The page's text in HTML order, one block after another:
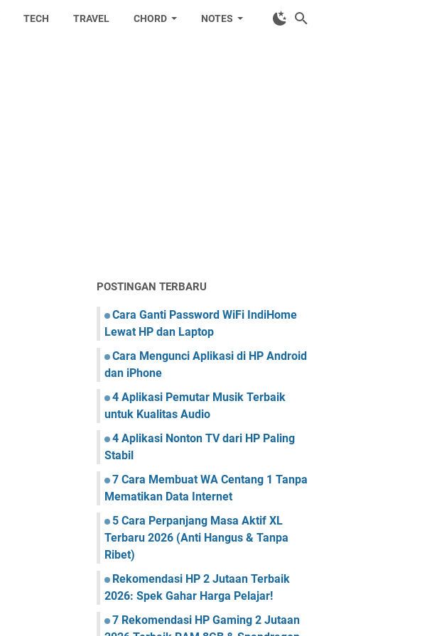
TECH TRAVEL CHORD NOTES
POSTINGAN TERBARU
Cara Ganti Password WiFi IndiHome
Lewat HP dan Laptop
Cara Mengunci Aplikasi di HP Android
dan iPhone
4 Aplikasi Pemutar Musik Terbaik
untuk Kualitas Audio
4 Aplikasi Nonton TV dari HP Paling
Stabil
7 Cara Membuat WA Centang 1 Tanpa
Mematikan Data Internet
5 Cara Perpanjang Masa Aktif XL
Terbaru 2026 (Anti Hangus & Tanpa
Ribet)
Rekomendasi HP 2 Jutaan Terbaik
2026: Spek Gahar Harga Pelajar!
7 Rekomendasi HP Gaming 2 Jutaan